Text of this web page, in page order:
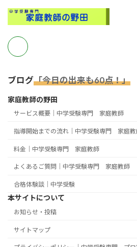
ブログ「今日の出来も60点！」
家庭教師の野田
サービス概要｜中学受験専門 家庭教師
指導開始までの流れ｜中学受験専門 家庭教
料金｜中学受験専門 家庭教師
よくあるご質問｜中学受験専門 家庭教師
合格体験談｜中学受験
本サイトについて
お知らせ・投稿
サイトマップ